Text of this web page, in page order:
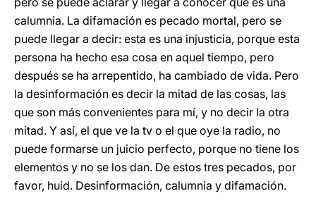
calumnia. La difamación es pecado mortal, pero se
puede llegar a decir: esta es una injusticia, porque esta
persona ha hecho esa cosa en aquel tiempo, pero
después se ha arrepentido, ha cambiado de vida. Pero
la desinformación es decir la mitad de las cosas, las
que son más convenientes para mí, y no decir la otra
mitad. Y así, el que ve la tv o el que oye la radio, no
puede formarse un juicio perfecto, porque no tiene los
elementos y no se los dan. De estos tres pecados, por
favor, huid. Desinformación, calumnia y difamación.